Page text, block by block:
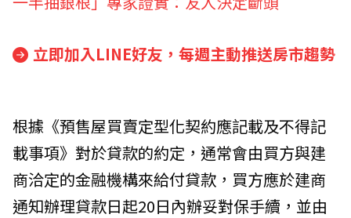
立即加入LINE好友，每週主動推送房市趨勢
根據《預售屋買賣定型化契約應記載及不得記
載事項》對於貸款的約定，通常會由買方與建
商洽定的金融機構來給付貸款，買方應於建商
通知辦理貸款日起20日內辦妥對保手續，並由